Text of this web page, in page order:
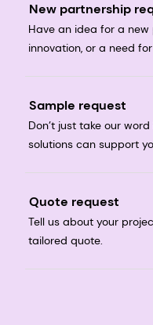
New partnership
Have an idea for a
innovation, or a need
Sample request
Don’t just take our
solutions can support
Quote request
Tell us about your
tailored quote.